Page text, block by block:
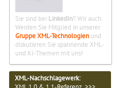
Sie sind bei LinkedIn? Wir auch.
Werden Sie Mitglied in unserer
Gruppe XML-Technologien und
diskutieren Sie spannende XML-
und KI-Themen mit uns!
XML-Nachschlagewerk: